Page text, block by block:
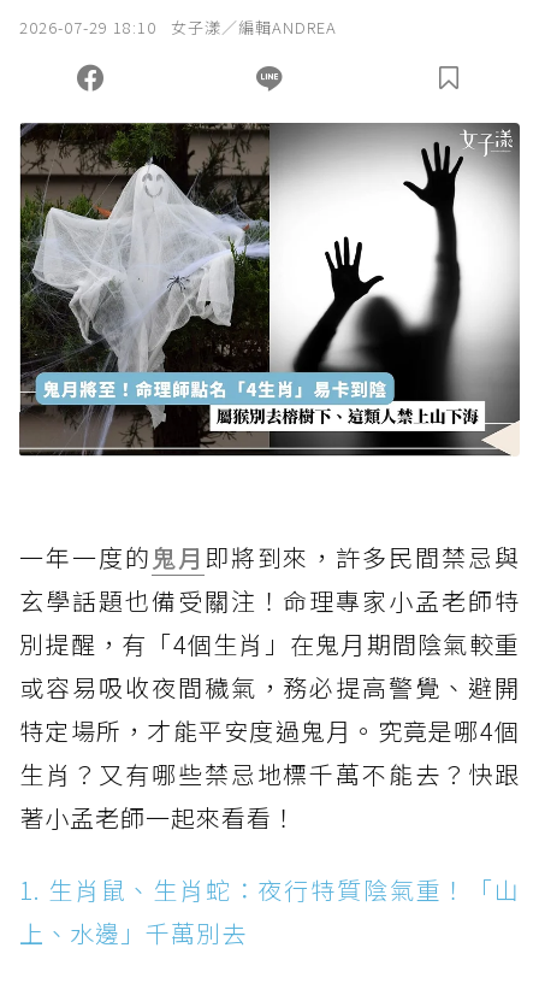
您當前剩餘 U 利點數：0點；前往 購買點數
2026-07-29 18:10 女子漾／編輯ANDREA
一年一度的 鬼月 即將到來，許多民間禁忌與
玄學話題也備受關注！命理專家小孟老師特
別提醒，有「4個生肖」在鬼月期間陰氣較重
或容易吸收夜間穢氣，務必提高警覺、避開
特定場所，才能平安度過鬼月。究竟是哪4個
生肖？又有哪些禁忌地標千萬不能去？快跟
著小孟老師一起來看看！
1. 生肖鼠、生肖蛇：夜行特質陰氣重！「山
上、水邊」千萬別去